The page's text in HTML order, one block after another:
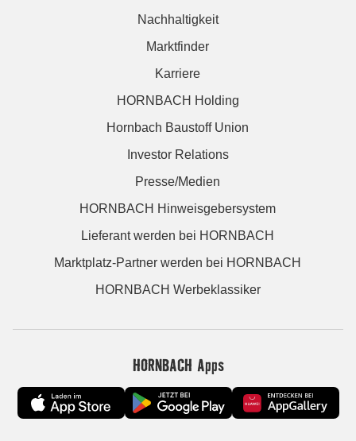
Nachhaltigkeit
Marktfinder
Karriere
HORNBACH Holding
Hornbach Baustoff Union
Investor Relations
Presse/Medien
HORNBACH Hinweisgebersystem
Lieferant werden bei HORNBACH
Marktplatz-Partner werden bei HORNBACH
HORNBACH Werbeklassiker
HORNBACH Apps